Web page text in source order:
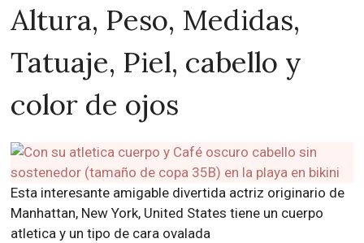
Altura, Peso, Medidas,
Tatuaje, Piel, cabello y
color de ojos
Esta interesante amigable divertida actriz originario de
Manhattan, New York, United States tiene un cuerpo
atletica y un tipo de cara ovalada